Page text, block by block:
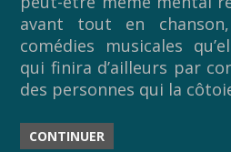
avant tout en
comédies musicales
qui finira d’ailleurs par
des personnes qui la
CONTINUER